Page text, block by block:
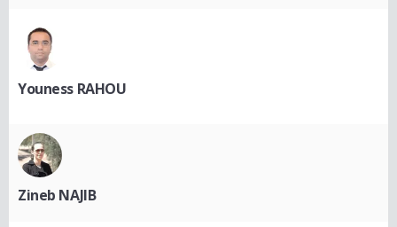
Youness RAHOU
Zineb NAJIB